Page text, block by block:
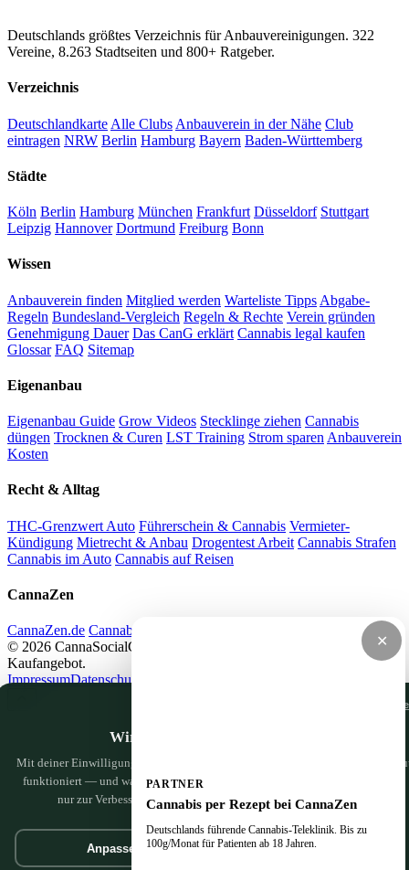
Nur notwendige
Wir haben da ein paar Cookies
Mit deiner Einwilligung nutzen wir Google Analytics, um zu sehen, was hier
funktioniert — und was wir noch besser machen können. Nichts Persönliches,
nur zur Verbesserung. Mehr dazu in derDatenschutzerklärung
Anpassen Geht klar
Deutschlands größtes Verzeichnis für Anbauvereinigungen. 322
Vereine, 8.263 Stadtseiten und 800+ Ratgeber.
Verzeichnis
Deutschlandkarte Alle Clubs Anbauverein in der Nähe Club
eintragen NRW Berlin Hamburg Bayern Baden-Württemberg
Städte
Köln Berlin Hamburg München Frankfurt Düsseldorf Stuttgart
Leipzig Hannover Dortmund Freiburg Bonn
Wissen
Anbauverein finden Mitglied werden Warteliste Tipps Abgabe-
Regeln Bundesland-Vergleich Regeln & Rechte Verein gründen
Genehmigung Dauer Das CanG erklärt Cannabis legal kaufen
Glossar FAQ Sitemap
Eigenanbau
Eigenanbau Guide Grow Videos Stecklinge ziehen Cannabis
düngen Trocknen & Curen LST Training Strom sparen Anbauverein
Kosten
Recht & Alltag
THC-Grenzwert Auto Führerschein & Cannabis Vermieter-
Kündigung Mietrecht & Anbau Drogentest Arbeit Cannabis Strafen
Cannabis im Auto Cannabis auf Reisen
CannaZen
CannaZen.de Cannabis per Rezept
© 2026 CannaSocialClub.de — Alle Angaben ohne Gewähr. Kein
Kaufangebot.
ImpressumDatenschutz
✕
PARTNER
Cannabis per Rezept bei CannaZen
Deutschlands führende Cannabis-Teleklinik. Bis zu
100g/Monat für Patienten ab 18 Jahren.